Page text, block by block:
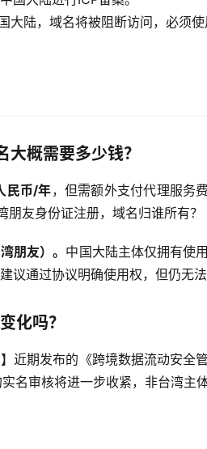
陆，域名将被阻断访问，必须
大概需要多少钱？
民币/年，但需额外支付代理服务
朋友身份证注册，域名归谁所有？
朋友）。 中国大陆主体仅拥有使
议通过协议明确使用权，但仍无法
化吗？
近期发布的《跨境数据流动安全
名审核将进一步收紧，非台湾主